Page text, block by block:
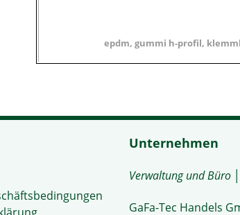
epdm, gummi h-profil,
Unternehmen
Verwaltung und Büro
GaFa-Tec Handels